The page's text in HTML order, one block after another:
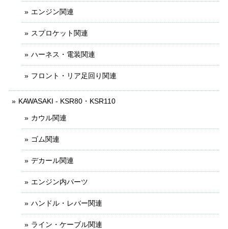
エンジン関連
スプロケット関連
ハーネス・電装関連
フロント・リア足回り関連
KAWASAKI - KSR80・KSR110
カウル関連
ゴム関連
デカール関連
エンジン内パーツ
ハンドル・レバー関連
ライン・ケーブル関連